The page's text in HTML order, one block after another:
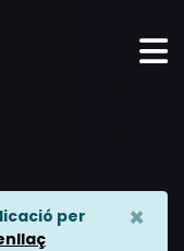
per
×